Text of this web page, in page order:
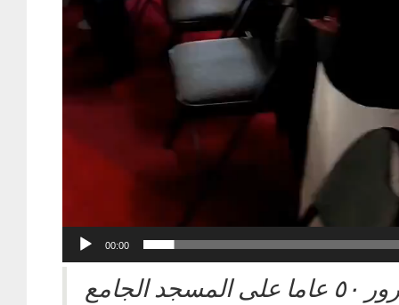
Current
00:00
احتفابة مرور ٥٠ عاما على المسجد الجامع